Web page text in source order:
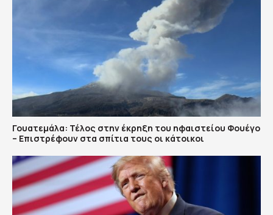
Γουατεμάλα: Τέλος στην έκρηξη του ηφαιστείου Φουέγο
– Επιστρέφουν στα σπίτια τους οι κάτοικοι